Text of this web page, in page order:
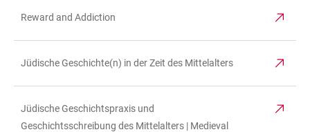
Reward and Addiction
Jüdische Geschichte(n) in der Zeit des Mittelalters
Jüdische Geschichtspraxis und
Geschichtsschreibung des Mittelalters | Medieval